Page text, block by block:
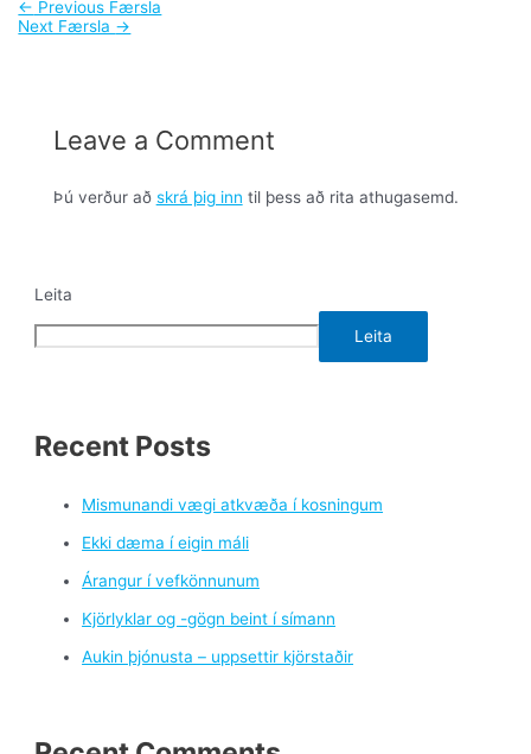
← Previous Færsla
Next Færsla →
Leave a Comment
Þú verður að skrá þig inn til þess að rita athugasemd.
Leita
Leita
Recent Posts
Mismunandi vægi atkvæða í kosningum
Ekki dæma í eigin máli
Árangur í vefkönnunum
Kjörlyklar og -gögn beint í símann
Aukin þjónusta – uppsettir kjörstaðir